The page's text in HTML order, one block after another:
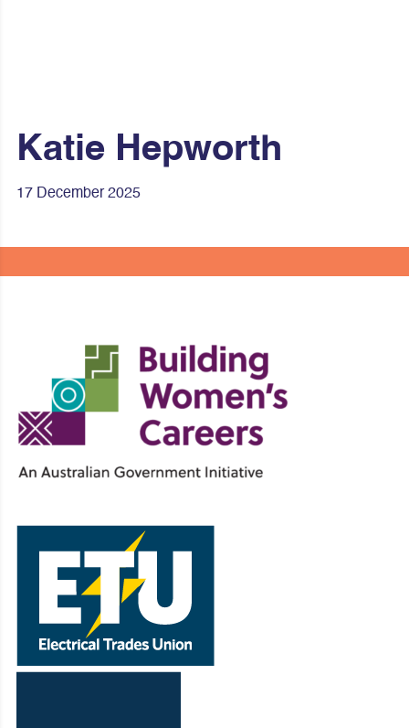
Katie Hepworth
17 December 2025